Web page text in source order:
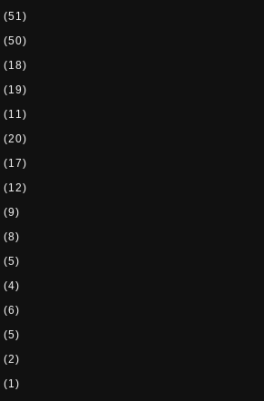
(51)
(50)
(18)
(19)
(11)
(20)
(17)
(12)
(9)
(8)
(5)
(4)
(6)
(5)
(2)
(1)